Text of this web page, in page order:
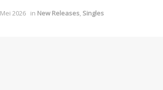
2026 in New Releases, Singles